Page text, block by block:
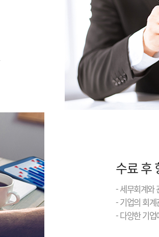
수료 후
- 세무회계와
- 기업의 회계
- 다양한 기업